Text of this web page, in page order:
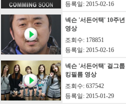
등록일: 2015-02-16
넥슨 '서든어택' 10주
영상
조회수: 178851
등록일: 2015-02-16
넥슨 '서든어택' 걸그
킹필름 영상
조회수: 637542
등록일: 2015-01-29